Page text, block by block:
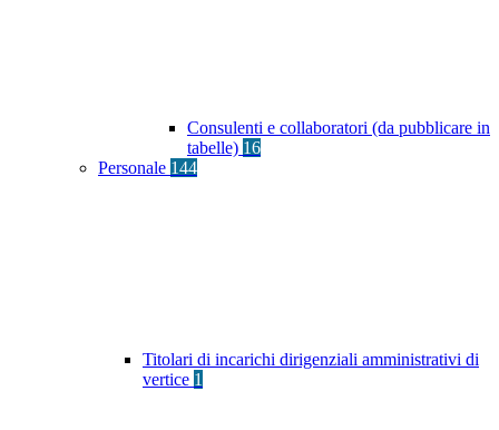
Consulenti e collaboratori (da pubblicare in
tabelle) 16
Personale 144
Titolari di incarichi dirigenziali amministrativi di
vertice 1